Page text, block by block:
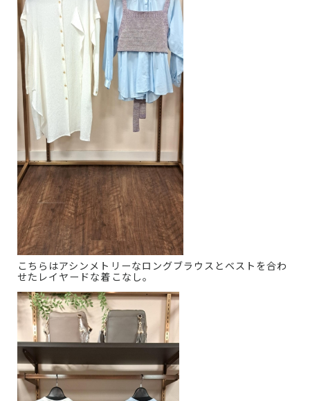
こちらはアシンメトリーなロングブラウスとベストを合わ
せたレイヤードな着こなし。